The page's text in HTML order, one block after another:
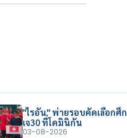
"ไรอัน" พ่ายรอบคัดเลือกศึก
เจ30 ที่โดมินิกัน
03-08-2026